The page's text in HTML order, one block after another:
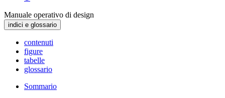
Manuale operativo di design
indici e glossario
contenuti
figure
tabelle
glossario
Sommario